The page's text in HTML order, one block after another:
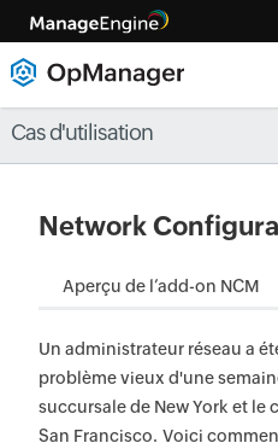
Cas d'utilisation
Network
Aperçu de l’add-on NCM
Un administrateur réseau a
problème vieux d'une
succursale de New York et
San Francisco. Voici